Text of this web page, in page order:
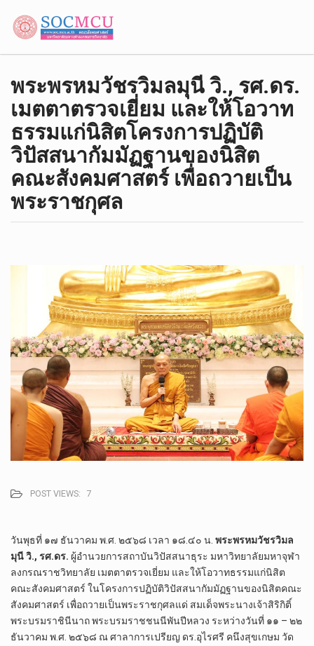
พระพรหมวัชรวิมลมุนี วิ., รศ.ดร.​
เมตตาตรวจเยี่ยม และให้โอวาท
ธรรมแก่นิสิตโครงการ​ปฏิบัติ​
วิปัสสนา​กัมมัฏฐาน​ของ​นิสิต​
คณะ​สังคม​ศาสตร์​ เพื่อถวายเป็น
พระราชกุศล
POST VIEWS: 7
วันพุธที่ ๑๗ ธันวาคม พ.ศ. ๒๕๖๘ เวลา ๑๘.๔๐ น. พระพรหมวัชรวิมล
มุนี วิ., รศ.ดร. ผู้อำนวยการสถาบันวิปัสสนาธุระ มหาวิทยาลัยมหาจุฬา
ลงกรณราชวิทยาลัย เมตตาตรวจเยี่ยม และให้โอวาทธรรมแก่นิสิต
คณะสังคมศาสตร์ ในโครงการปฏิบัติวิปัสสนากัมมัฏฐานของนิสิตคณะ
สังคมศาสตร์ เพื่อถวายเป็นพระราชกุศลแด่ สมเด็จพระนางเจ้าสิริกิติ์
พระบรมราชินีนาถ พระบรมราชชนนีพันปีหลวง ระหว่างวันที่ ๑๑ – ๒๒
ธันวาคม พ.ศ. ๒๕๖๘ ณ ศาลาการเปรียญ ดร.อุไรศรี คนึงสุขเกษม วัด